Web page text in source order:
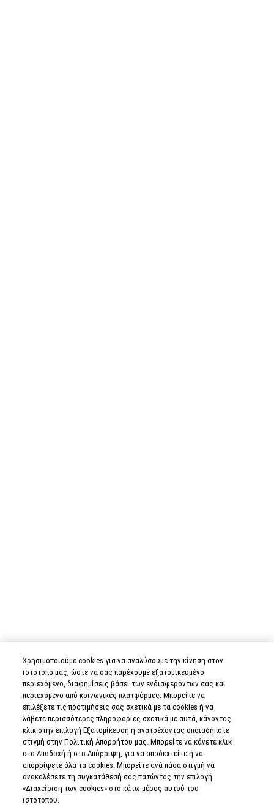
Χρησιμοποιούμε cookies για να αναλύσουμε την κίνηση στον
ιστότοπό μας, ώστε να σας παρέχουμε εξατομικευμένο
περιεχόμενο, διαφημίσεις βάσει των ενδιαφερόντων σας και
περιεχόμενο από κοινωνικές πλατφόρμες. Μπορείτε να
επιλέξετε τις προτιμήσεις σας σχετικά με τα cookies ή να
λάβετε περισσότερες πληροφορίες σχετικά με αυτά, κάνοντας
κλικ στην επιλογή Εξατομίκευση ή ανατρέχοντας οποιαδήποτε
στιγμή στην Πολιτική Απορρήτου μας. Μπορείτε να κάνετε κλικ
στο Αποδοχή ή στο Απόρριψη, για να αποδεχτείτε ή να
απορρίψετε όλα τα cookies. Μπορείτε ανά πάσα στιγμή να
ανακαλέσετε τη συγκατάθεσή σας πατώντας την επιλογή
«Διαχείριση των cookies» στο κάτω μέρος αυτού του
ιστότοπου.